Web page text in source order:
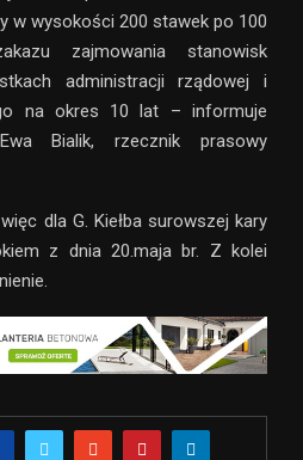
w wysokości 200 stawek po 100
zajmowania stanowisk
administracji rządowej i
na okres 10 lat – informuje
Bialik, rzecznik prasowy
dla G. Kiełba surowszej kary
z dnia 20.maja br. Z kolei